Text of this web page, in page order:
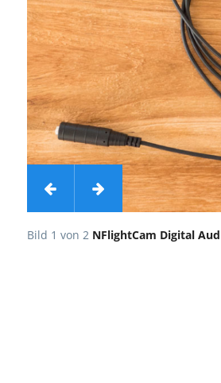
Bild 1 von 2 NFlightCam Digital